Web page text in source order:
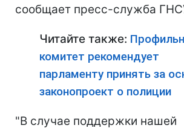
сообщает пресс-служба
Читайте также:
комитет рекомендует
парламенту принять за
законопроект о полиции
"В случае поддержки нашей